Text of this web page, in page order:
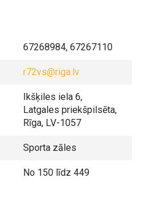
67268984, 67267110
r72vs@riga.lv
Ikšķiles iela 6,
Latgales priekšpilsēta,
Rīga, LV-1057
Sporta zāles
No 150 līdz 449